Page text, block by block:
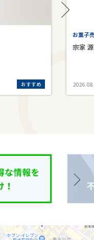
おすすめ
お菓子
宗家